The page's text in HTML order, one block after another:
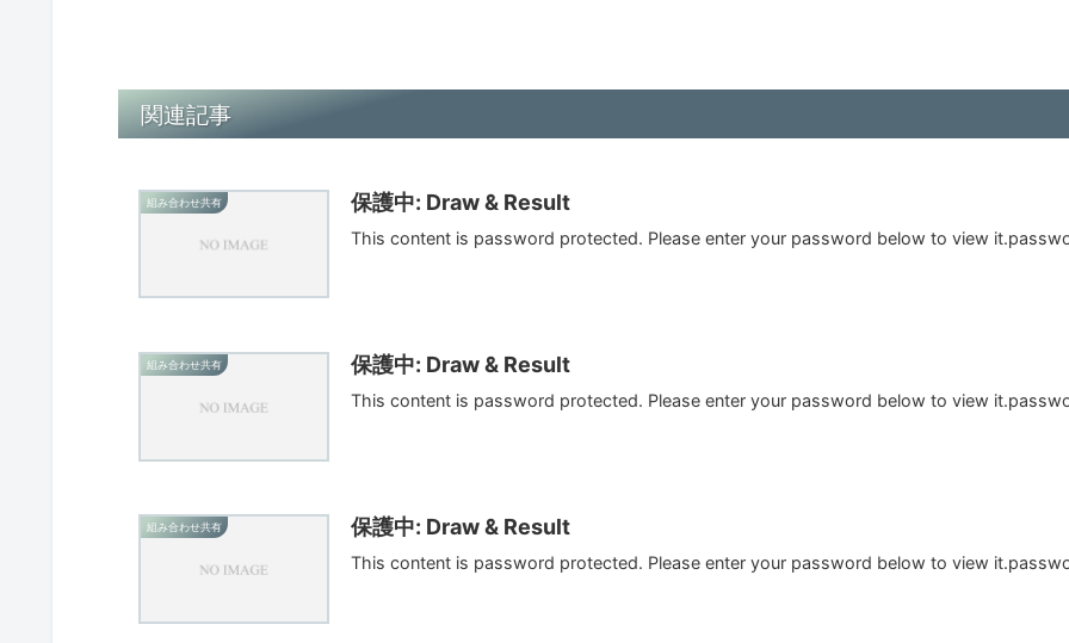
関連記事
組み合わせ共有 保護中: Draw & Result
This content is password protected. Please enter your password below to view
組み合わせ共有 保護中: Draw & Result
This content is password protected. Please enter your password below to view
組み合わせ共有 保護中: Draw & Result
This content is password protected. Please enter your password below to view